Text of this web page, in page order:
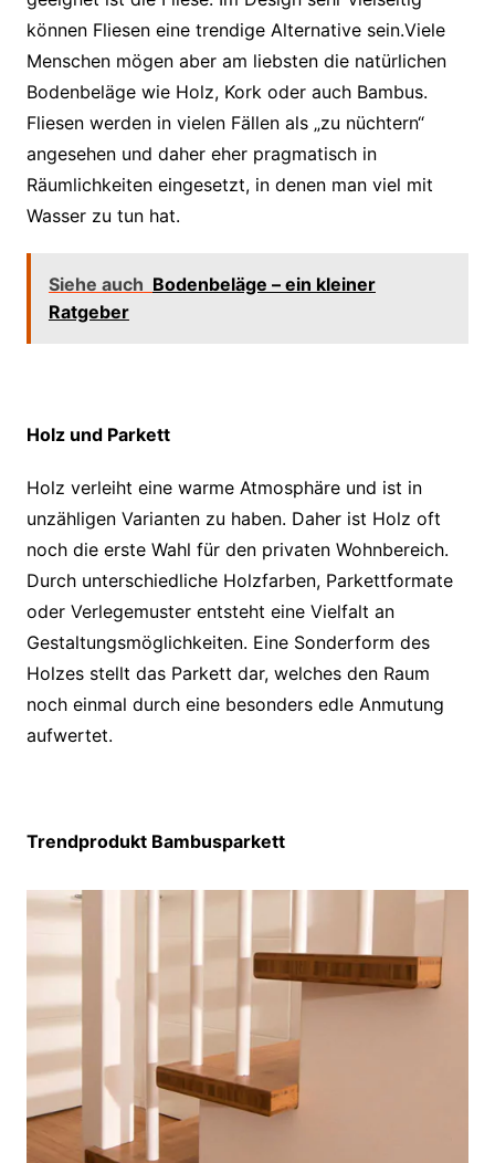
können Fliesen eine trendige Alternative sein.Viele
Menschen mögen aber am liebsten die natürlichen
Bodenbeläge wie Holz, Kork oder auch Bambus.
Fliesen werden in vielen Fällen als „zu nüchtern“
angesehen und daher eher pragmatisch in
Räumlichkeiten eingesetzt, in denen man viel mit
Wasser zu tun hat.
Siehe auch Bodenbeläge – ein kleiner
Ratgeber
Holz und Parkett
Holz verleiht eine warme Atmosphäre und ist in
unzähligen Varianten zu haben. Daher ist Holz oft
noch die erste Wahl für den privaten Wohnbereich.
Durch unterschiedliche Holzfarben, Parkettformate
oder Verlegemuster entsteht eine Vielfalt an
Gestaltungsmöglichkeiten. Eine Sonderform des
Holzes stellt das Parkett dar, welches den Raum
noch einmal durch eine besonders edle Anmutung
aufwertet.
Trendprodukt Bambusparkett